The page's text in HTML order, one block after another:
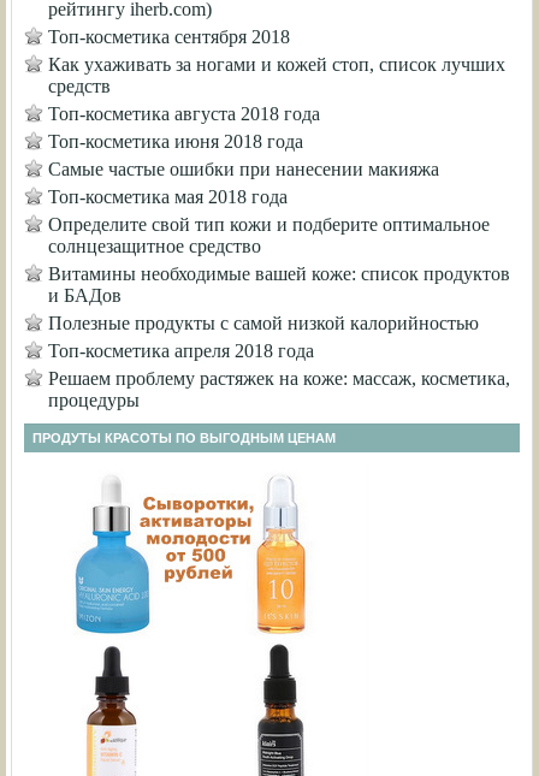
рейтингу iherb.com)
Топ-косметика сентября 2018
Как ухаживать за ногами и кожей стоп, список лучших
средств
Топ-косметика августа 2018 года
Топ-косметика июня 2018 года
Самые частые ошибки при нанесении макияжа
Топ-косметика мая 2018 года
Определите свой тип кожи и подберите оптимальное
солнцезащитное средство
Витамины необходимые вашей коже: список продуктов
и БАДов
Полезные продукты с самой низкой калорийностью
Топ-косметика апреля 2018 года
Решаем проблему растяжек на коже: массаж, косметика,
процедуры
ПРОДУТЫ КРАСОТЫ ПО ВЫГОДНЫМ ЦЕНАМ